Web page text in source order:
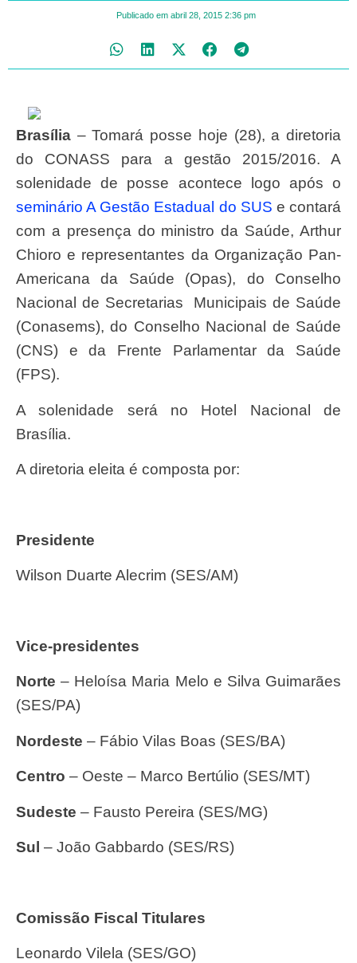
Publicado em abril 28, 2015 2:36 pm
Brasília – Tomará posse hoje (28), a diretoria
do CONASS para a gestão 2015/2016. A
solenidade de posse acontece logo após o
seminário A Gestão Estadual do SUS e contará
com a presença do ministro da Saúde, Arthur
Chioro e representantes da Organização Pan-
Americana da Saúde (Opas), do Conselho
Nacional de Secretarias Municipais de Saúde
(Conasems), do Conselho Nacional de Saúde
(CNS) e da Frente Parlamentar da Saúde
(FPS).
A solenidade será no Hotel Nacional de
Brasília.
A diretoria eleita é composta por:
Presidente
Wilson Duarte Alecrim (SES/AM)
Vice-presidentes
Norte – Heloísa Maria Melo e Silva Guimarães
(SES/PA)
Nordeste – Fábio Vilas Boas (SES/BA)
Centro – Oeste – Marco Bertúlio (SES/MT)
Sudeste – Fausto Pereira (SES/MG)
Sul – João Gabbardo (SES/RS)
Comissão Fiscal Titulares
Leonardo Vilela (SES/GO)